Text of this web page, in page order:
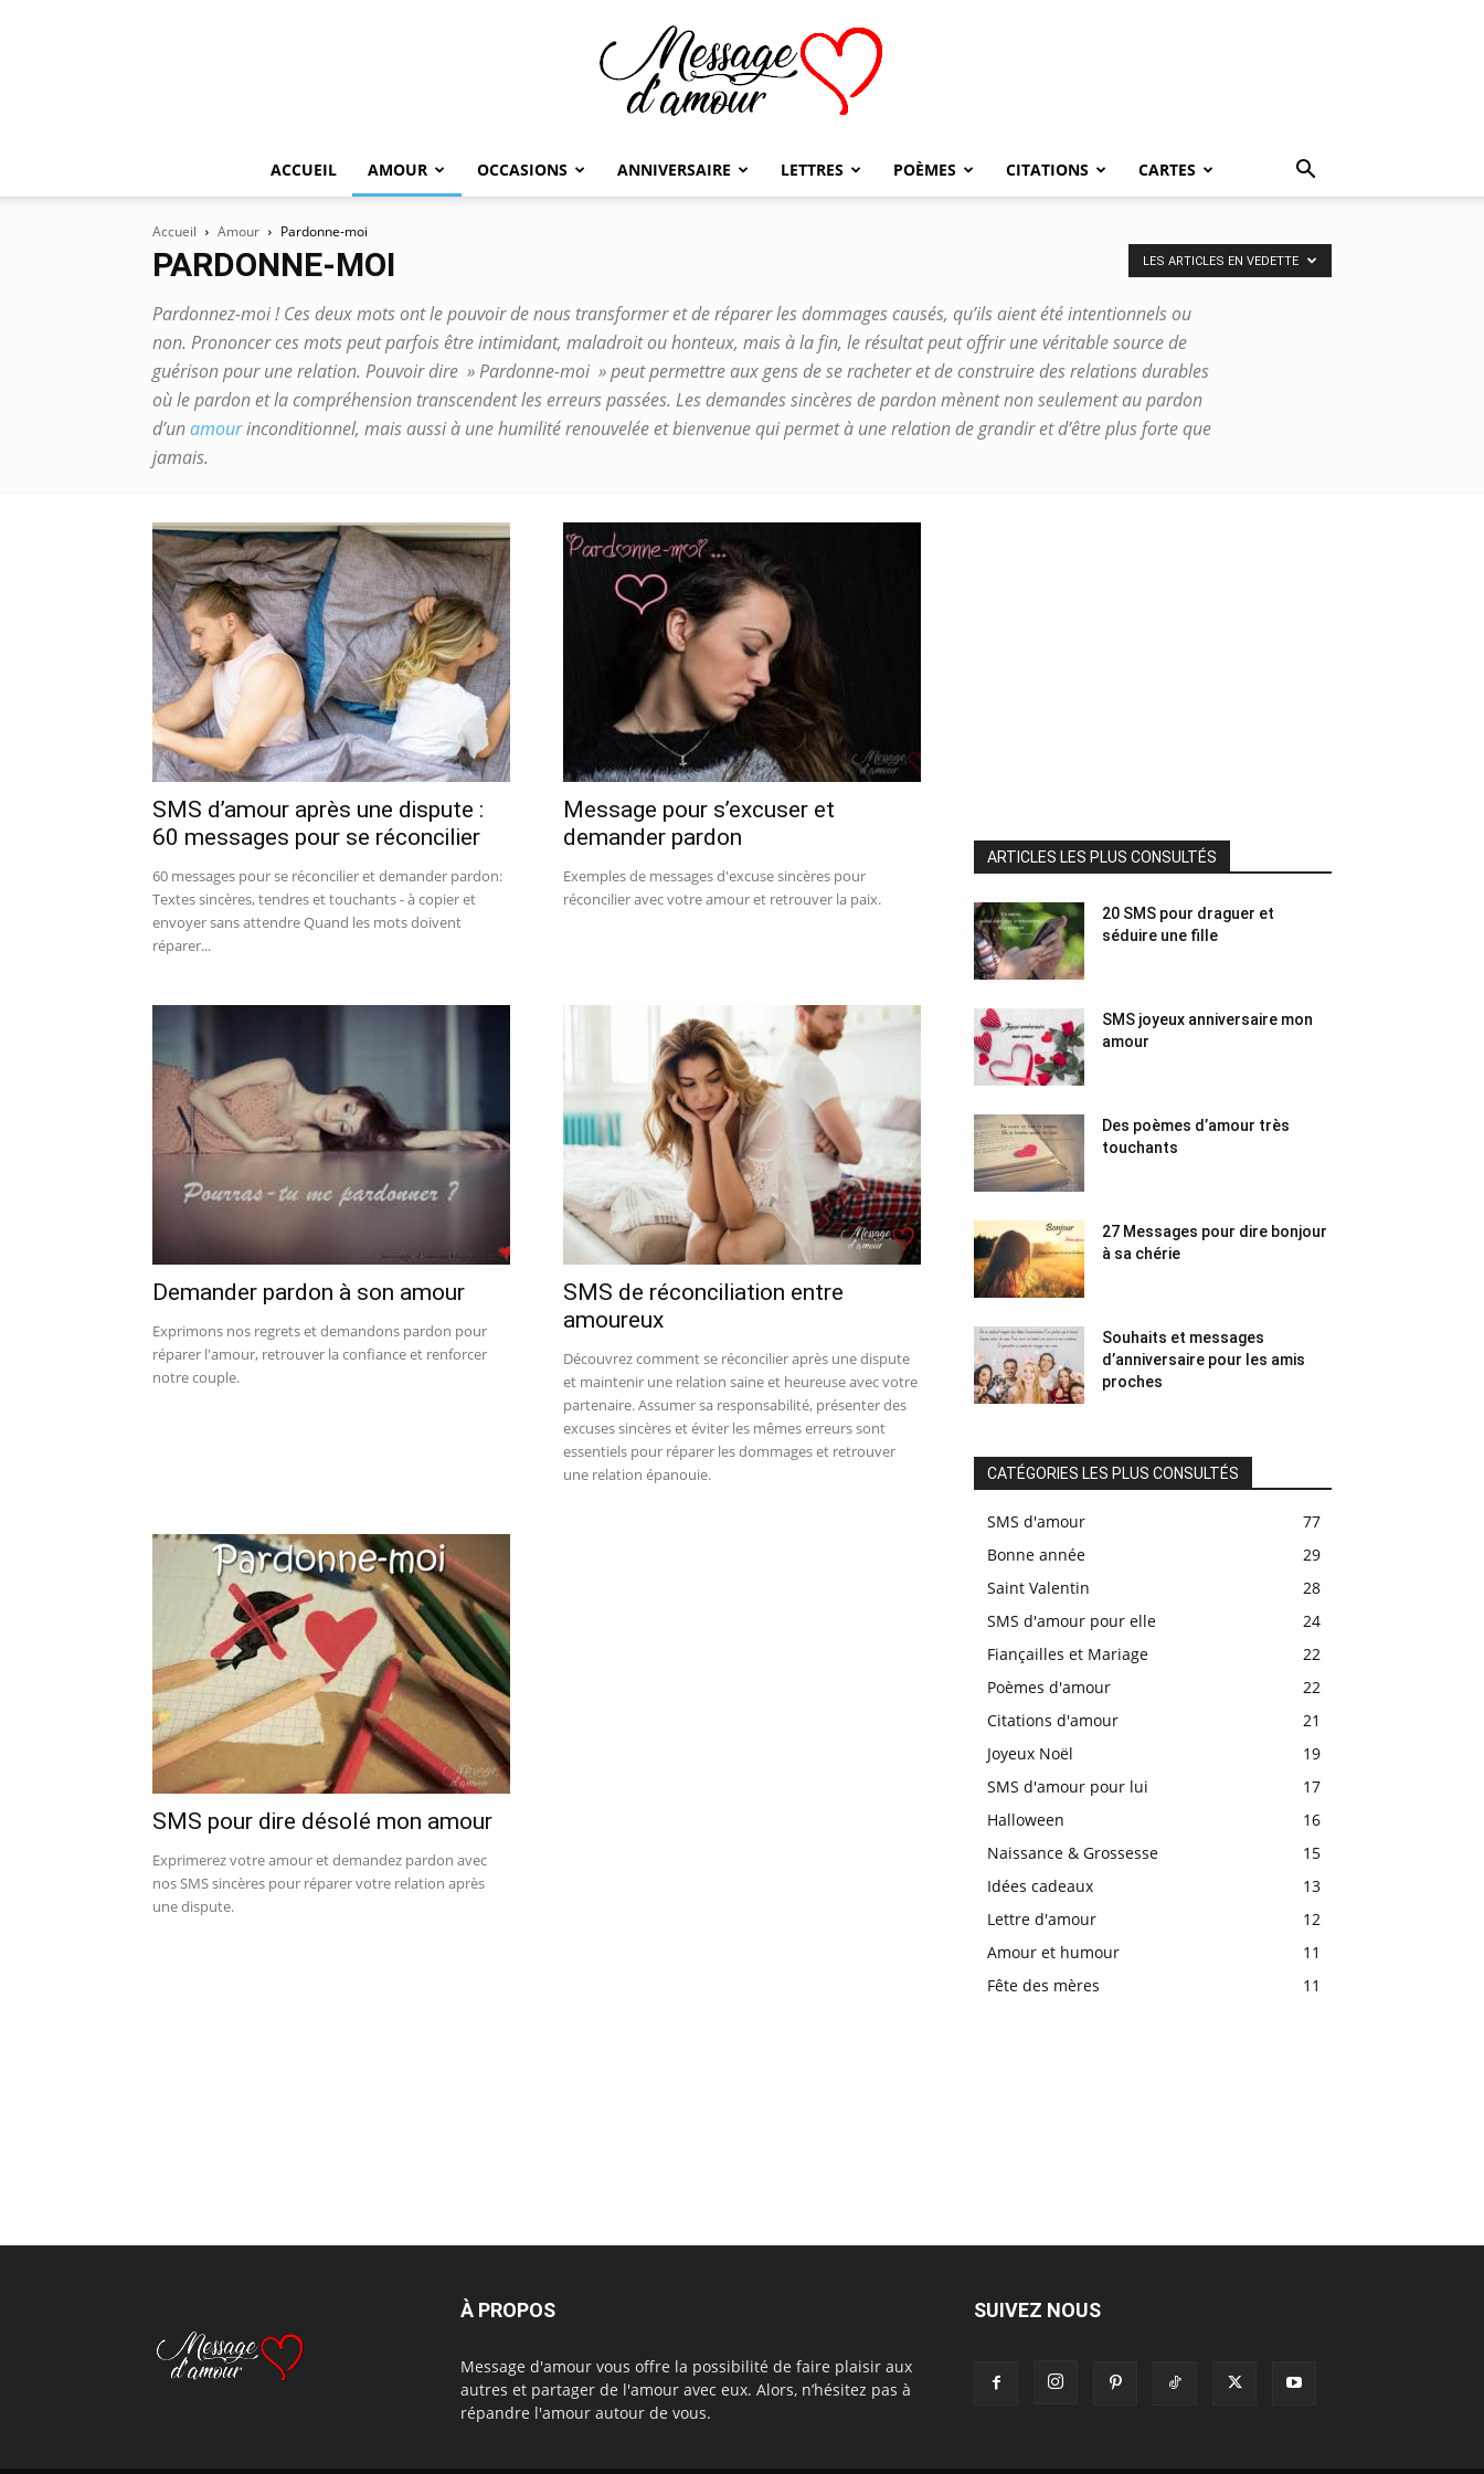
Message
d'amour
ACCUEIL AMOUR OCCASIONS ANNIVERSAIRE LETTRES POÈMES CITATIONS CARTES
Accueil Amour Pardonne-moi
PARDONNE-MOI
Pardonnez-moi ! Ces deux mots ont le pouvoir de nous transformer et de réparer les dommages causés, qu’ils aient été intentionnels ou
non. Prononcer ces mots peut parfois être intimidant, maladroit ou honteux, mais à la fin, le résultat peut offrir une véritable source de
guérison pour une relation. Pouvoir dire » Pardonne-moi » peut permettre aux gens de se racheter et de construire des relations durables
où le pardon et la compréhension transcendent les erreurs passées. Les demandes sincères de pardon mènent non seulement au pardon
d’unamourinconditionnel, mais aussi à une humilité renouvelée et bienvenue qui permet à une relation de grandir et d’être plus forte que
jamais.
LES ARTICLES EN VEDETTE
SMS d’amour après une dispute :
60 messages pour se réconcilier
60 messages pour se réconcilier et demander pardon:
Textes sincères, tendres et touchants - à copier et
envoyer sans attendre Quand les mots doivent
réparer...
Message pour s’excuser et
demander pardon
Exemples de messages d'excuse sincères pour
réconcilier avec votre amour et retrouver la paix.
Demander pardon à son amour
Exprimons nos regrets et demandons pardon pour
réparer l'amour, retrouver la confiance et renforcer
notre couple.
SMS de réconciliation entre
amoureux
Découvrez comment se réconcilier après une dispute
et maintenir une relation saine et heureuse avec votre
partenaire. Assumer sa responsabilité, présenter des
excuses sincères et éviter les mêmes erreurs sont
essentiels pour réparer les dommages et retrouver
une relation épanouie.
SMS pour dire désolé mon amour
Exprimerez votre amour et demandez pardon avec
nos SMS sincères pour réparer votre relation après
une dispute.
ARTICLES LES PLUS CONSULTÉS
20 SMS pour draguer et
séduire une fille
SMS joyeux anniversaire mon
amour
Des poèmes d’amour très
touchants
27 Messages pour dire bonjour
à sa chérie
Souhaits et messages
d’anniversaire pour les amis
proches
CATÉGORIES LES PLUS CONSULTÉS
SMS d'amour
77
Bonne année
29
Saint Valentin
28
SMS d'amour pour elle
24
Fiançailles et Mariage
22
Poèmes d'amour
22
Citations d'amour
21
Joyeux Noël
19
SMS d'amour pour lui
17
Halloween
16
Naissance & Grossesse
15
Idées cadeaux
13
Lettre d'amour
12
Amour et humour
11
Fête des mères
11
À PROPOS
Message d'amour vous offre la possibilité de faire plaisir aux
autres et partager de l'amour avec eux. Alors, n’hésitez pas à
répandre l'amour autour de vous.
SUIVEZ NOUS